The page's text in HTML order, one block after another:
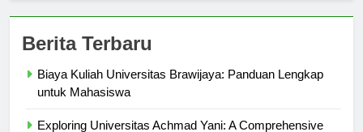
Biaya Kuliah Universitas Brawijaya: Panduan Lengkap